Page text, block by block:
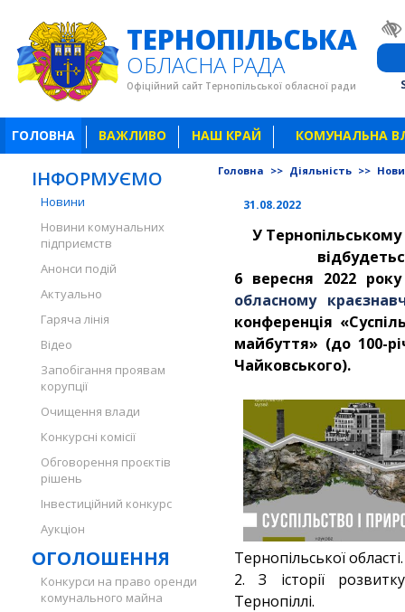
ТЕРНОПІЛЬСЬКА
ОБЛАСНА РАДА
Офіційний сайт Тернопільської обласної ради
ГОЛОВНА ВАЖЛИВО НАШ КРАЙ КОМУНАЛЬНА
ІНФОРМУЄМО
Новини
Новини комунальних
підприємств
Анонси подій
Актуально
Гаряча лінія
Відео
Запобігання проявам
корупції
Очищення влади
Конкурсні комісії
Обговорення проєктів
рішень
Інвестиційний конкурс
Аукціон
ОГОЛОШЕННЯ
Конкурси на право оренди
комунального майна
Головна >> Діяльність >>
31.08.2022
У
6 вересня 2022
обласному
конференція
майбуття» (до 100-
Чайковського).
Тернопільської області.
2. З історії
Тернопіллі.